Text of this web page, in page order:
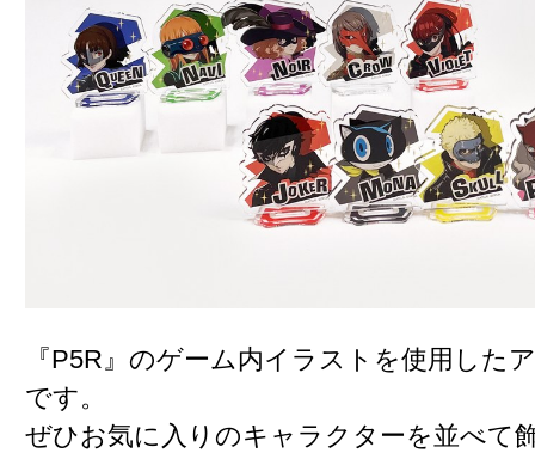
『P5R』のゲーム内イラストを使用した
です。
ぜひお気に入りのキャラクターを並べて